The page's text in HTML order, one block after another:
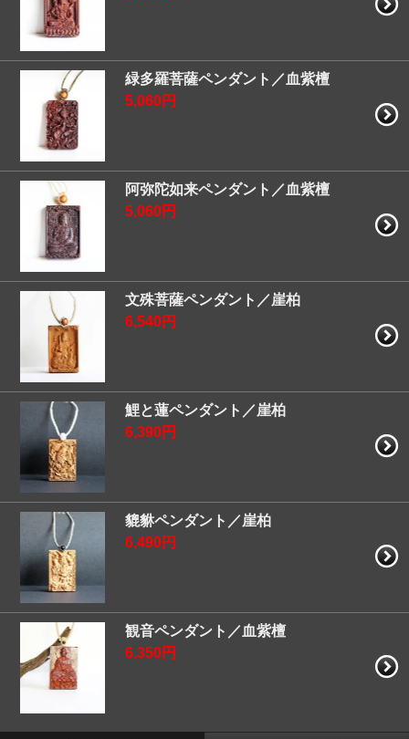
緑多羅菩薩ペンダント／血紫檀
5,060円
阿弥陀如来ペンダント／血紫檀
5,060円
文殊菩薩ペンダント／崖柏
6,540円
鯉と蓮ペンダント／崖柏
6,390円
貔貅ペンダント／崖柏
6,490円
観音ペンダント／血紫檀
6,350円